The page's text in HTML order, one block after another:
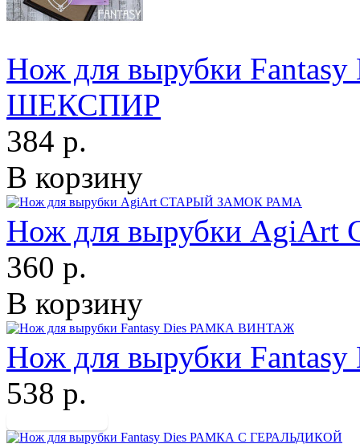
Нож для вырубки
ШЕКСПИР
384 р.
В корзину
Нож для вырубки
360 р.
В корзину
Нож для вырубки
538 р.